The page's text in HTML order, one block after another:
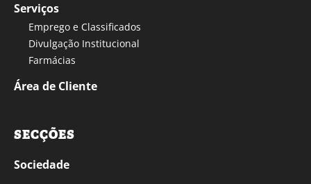
Serviços
Emprego e Classificados
Divulgação Institucional
Farmácias
Área de Cliente
SECÇÕES
Sociedade